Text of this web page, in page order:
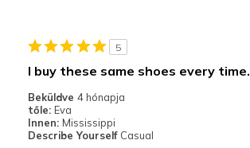
Casual Wear
Special Occasions
5
I buy these same shoes every time.
Beküldve 4 hónapja
tőle: Eva
Innen: Mississippi
Describe Yourself Casual